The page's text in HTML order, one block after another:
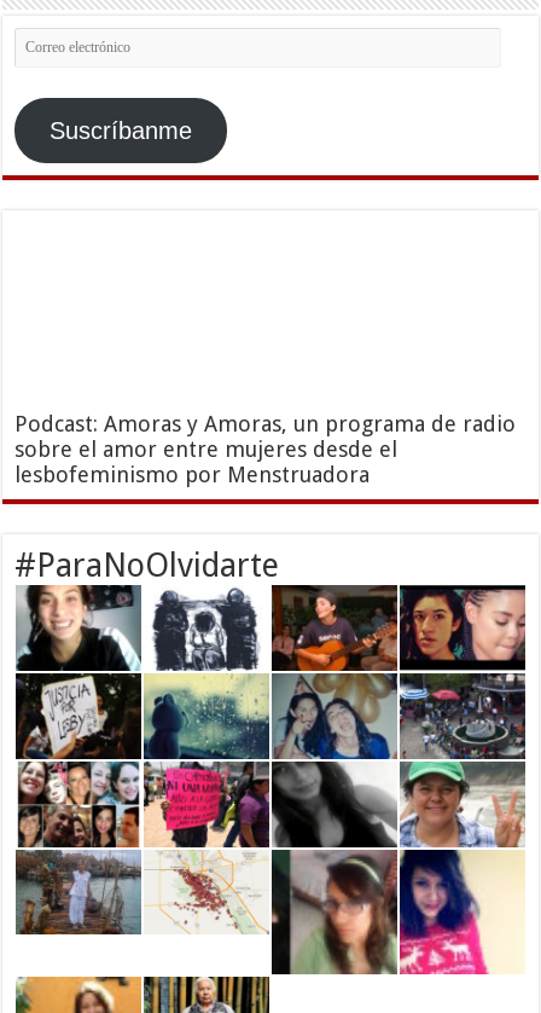
Correo
electrónico
Suscríbanme
Podcast: Amoras y Amoras, un programa de radio
sobre el amor entre mujeres desde el
lesbofeminismo por Menstruadora
#ParaNoOlvidarte